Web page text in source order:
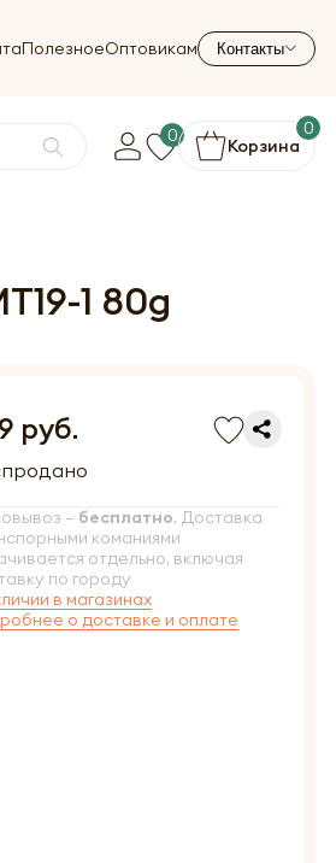
ПолезноеОптовикам Контакты
0 Корзина
0
1 80g
руб.
– бесплатно. Доставка
команиями
отдельно, включая
по городу
в магазинах
о доставке и оплате